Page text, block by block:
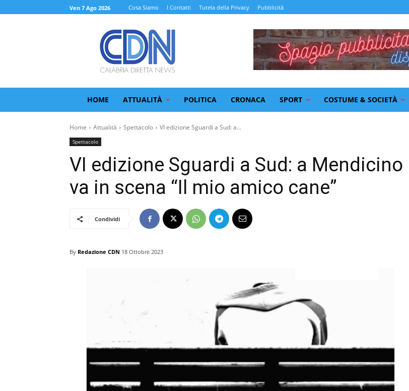
Ven 7 Ago 2026 Cosa Siamo I Contatti Tutela della Privacy Pubblicità
HOME ATTUALITÀ POLITICA CRONACA SPORT COSTUME & SOCIETÀ
Home Attualità Spettacolo VI edizione Sguardi a Sud: a...
Spettacolo
VI edizione Sguardi a Sud: a Mendicino
va in scena “Il mio amico cane”
Condividi
By Redazione CDN 18 Ottobre 2023